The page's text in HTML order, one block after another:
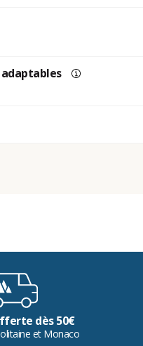
dès 50€
et Monaco